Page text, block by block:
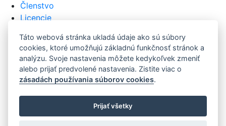
Členstvo
Licencie
Poradenstvo
Fotogaléria
Pracovné ponuky
Zahraničie
Archív
Táto webová stránka ukladá údaje ako sú súbory
cookies, ktoré umožňujú základnú funkčnosť stránok a
analýzu. Svoje nastavenia môžete kedykoľvek zmeniť
alebo prijať predvolené nastavenia. Zistite viac o
zásadách používania súborov cookies.
Prijať všetky